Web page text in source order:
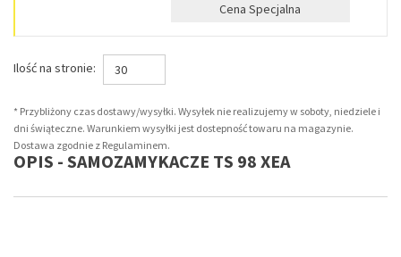
Cena Specjalna
Ilość na stronie: 30
* Przybliżony czas dostawy/wysyłki. Wysyłek nie realizujemy w soboty, niedziele i
dni świąteczne. Warunkiem wysyłki jest dostepność towaru na magazynie.
Dostawa zgodnie z Regulaminem.
OPIS - SAMOZAMYKACZE TS 98 XEA